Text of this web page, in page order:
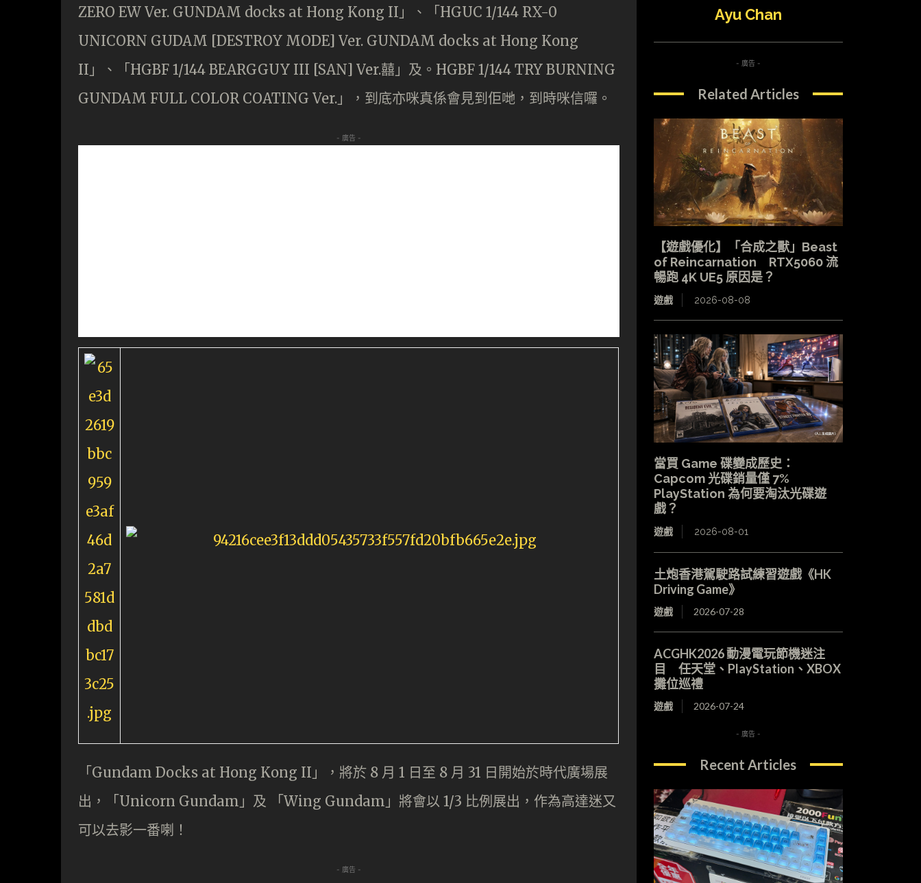
ZERO EW Ver. GUNDAM docks at Hong Kong II」、「HGUC 1/144 RX-0
UNICORN GUDAM [DESTROY MODE] Ver. GUNDAM docks at Hong Kong
II」、「HGBF 1/144 BEARGGUY III [SAN] Ver.囍」及。HGBF 1/144 TRY BURNING
GUNDAM FULL COLOR COATING Ver.」，到底亦咪真係會見到佢哋，到時咪信囉。
- 廣告 -
「Gundam Docks at Hong Kong II」，將於 8 月 1 日至 8 月 31 日開始於時代廣場展
出，「Unicorn Gundam」及 「Wing Gundam」將會以 1/3 比例展出，作為高達迷又
可以去影一番喇！
- 廣告 -
Ayu Chan
- 廣告 -
Related Articles
【遊戲優化】「合成之獸」Beast
of Reincarnation RTX5060 流
暢跑 4K UE5 原因是？
遊戲 2026-08-08
當買 Game 碟變成歷史：
Capcom 光碟銷量僅 7%
PlayStation 為何要淘汰光碟遊
戲？
遊戲 2026-08-01
土炮香港駕駛路試練習遊戲《HK
Driving Game》
遊戲 2026-07-28
ACGHK2026 動漫電玩節機迷注
目 任天堂、PlayStation、XBOX
攤位巡禮
遊戲 2026-07-24
- 廣告 -
Recent Articles